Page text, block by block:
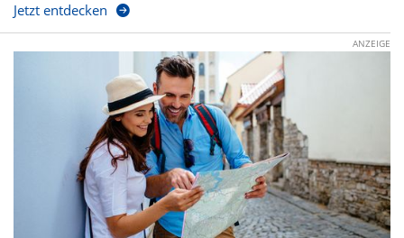
Jetzt entdecken
ANZEIGE